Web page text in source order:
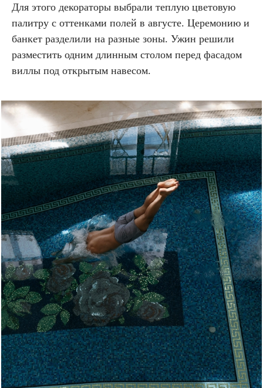
Для этого декораторы выбрали теплую цветовую
палитру с оттенками полей в августе. Церемонию и
банкет разделили на разные зоны. Ужин решили
разместить одним длинным столом перед фасадом
виллы под открытым навесом.